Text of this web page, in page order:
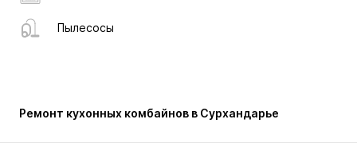
Пылесосы
Ремонт кухонных комбайнов в Сурхандарье